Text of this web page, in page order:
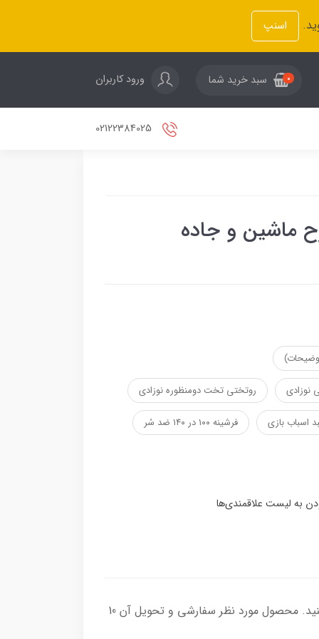
اسنپ
0 سبد خرید شما ورود کاربران
ماشین و جاده
نوزادی روتختی تخت دومنظوره نوزادی
اسباب بازی فرشینه ۱۰۰ در ۱۴۰ ضد سُر
از طرح مورد نظر می توانید هر یک از محصولاتی که در لیست محصول قرار دارد را انتخاب و به سبدخرید خود اضافه کنید. محصول مورد نظر سفارشی و تحویل آن 10